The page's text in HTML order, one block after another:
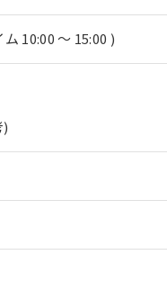
10:00 ～ 15:00 )